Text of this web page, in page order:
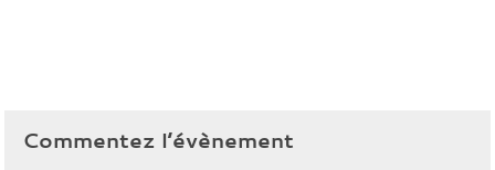
Commentez l’évènement